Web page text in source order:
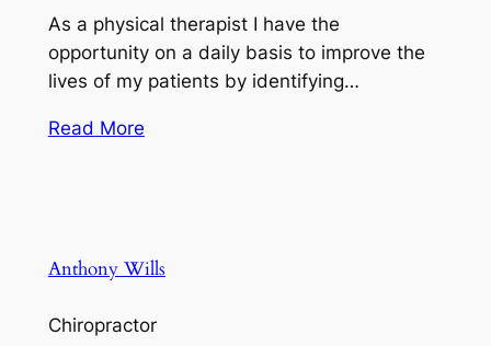
As a physical therapist I have the
opportunity on a daily basis to improve the
lives of my patients by identifying…
Read More
Anthony Wills
Chiropractor